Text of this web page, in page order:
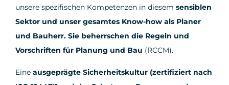
unsere spezifischen Kompetenzen in diesem sensiblen
Sektor und unser gesamtes Know-how als Planer
und Bauherr. Sie beherrschen die Regeln und
Vorschriften für Planung und Bau (RCCM).
Eine ausgeprägte Sicherheitskultur (zertifiziert nach